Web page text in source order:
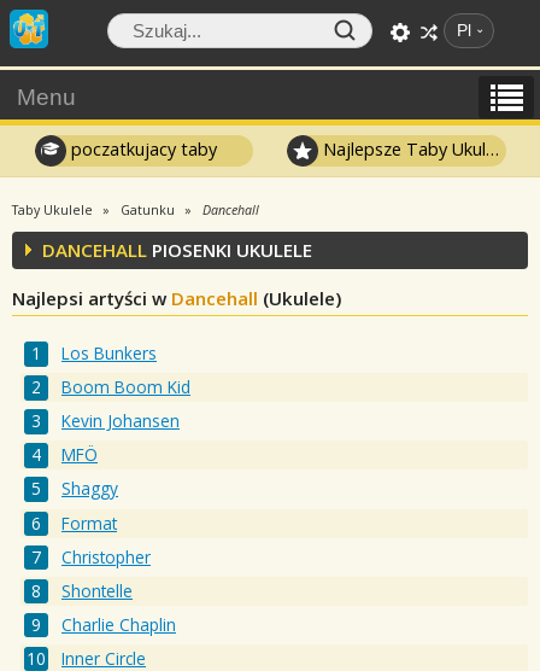
Pl
Menu
poczatkujacy taby Najlepsze Taby Ukulele
Taby Ukulele Gatunku Dancehall
DANCEHALL PIOSENKI UKULELE
Najlepsi artyści w Dancehall (Ukulele)
Los Bunkers
Boom Boom Kid
Kevin Johansen
MFÖ
Shaggy
Format
Christopher
Shontelle
Charlie Chaplin
Inner Circle